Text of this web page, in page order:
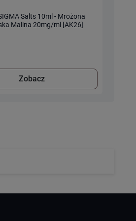
Salts 10ml - Mrożona
Malina 20mg/ml [AK26]
Zobacz